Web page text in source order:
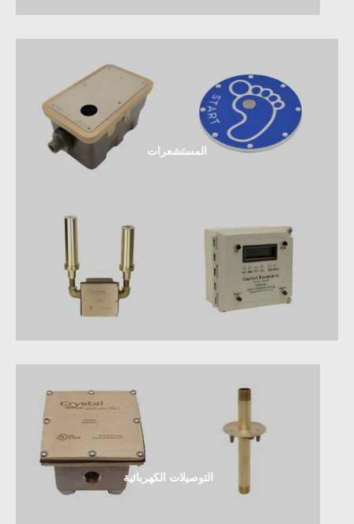
المستشعرات
التوصيلات الكهربائية